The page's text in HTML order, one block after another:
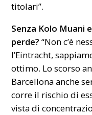
titolari”.
Senza Kolo Muani
perde? “Non c’è
l’Eintracht,
ottimo. Lo scorso
Barcellona anche
corre il rischio di
vista di